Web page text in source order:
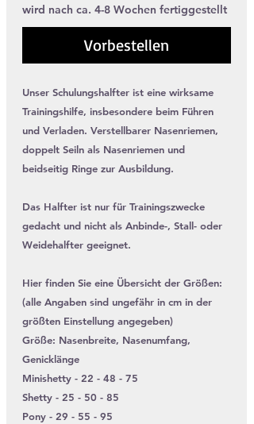
wird nach ca. 4-8 Wochen fertiggestellt
Vorbestellen
Unser Schulungshalfter ist eine wirksame
Trainingshilfe, insbesondere beim Führen
und Verladen. Verstellbarer Nasenriemen,
doppelt Seiln als Nasenriemen und
beidseitig Ringe zur Ausbildung.
Das Halfter ist nur für Trainingszwecke
gedacht und nicht als Anbinde-, Stall- oder
Weidehalfter geeignet.
Hier finden Sie eine Übersicht der Größen:
(alle Angaben sind ungefähr in cm in der
größten Einstellung angegeben)
Größe: Nasenbreite, Nasenumfang,
Genicklänge
Minishetty - 22 - 48 - 75
Shetty - 25 - 50 - 85
Pony - 29 - 55 - 95